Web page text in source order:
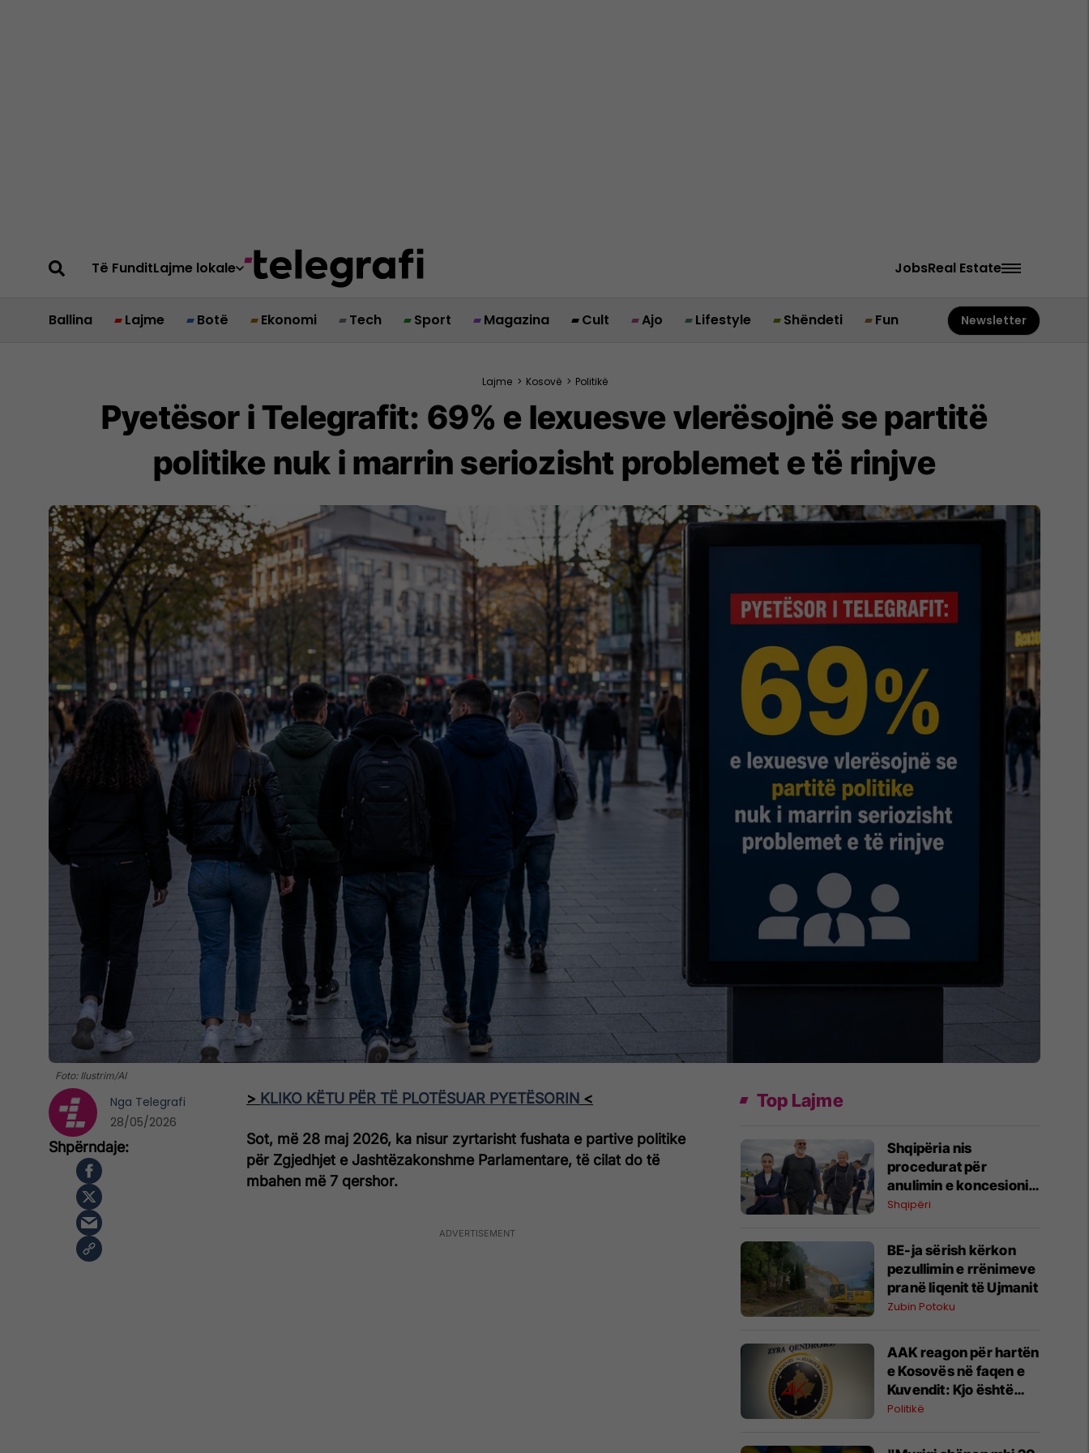
Të FunditLajme lokale JobsReal Estate
Ballina Lajme Botë Ekonomi Tech Sport Magazina Cult Ajo Lifestyle Shëndeti Fun Newsletter
Lajme > Kosovë > Politikë
Pyetësor i Telegrafit: 69% e lexuesve vlerësojnë se partitë
politike nuk i marrin seriozisht problemet e të rinjve
Foto: Ilustrim/AI
> KLIKO KËTU PËR TË PLOTËSUAR PYETËSORIN <
Sot, më 28 maj 2026, ka nisur zyrtarisht fushata e partive politike
për Zgjedhjet e Jashtëzakonshme Parlamentare, të cilat do të
mbahen më 7 qershor.
Nga Telegrafi
28/05/2026
Top Lajme
​Shqipëria nis
procedurat për
anulimin e koncesionit
të Aeroportit të Vlorës
Shqipëri
BE-ja sërish kërkon
pezullimin e rrënimeve
pranë liqenit të Ujmanit
Zubin Potoku
AAK reagon për hartën
e Kosovës në faqen e
Kuvendit: Kjo është
fytyra e vërtetë e këtij
Politikë